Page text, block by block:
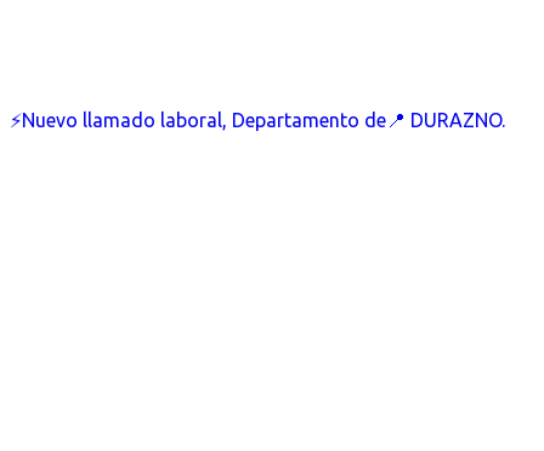
⚡Nuevo llamado laboral, Departamento de📍 DURAZNO.